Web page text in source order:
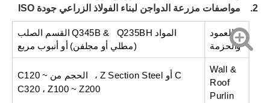
2. مواصفات مزرعة الدواجن لبناء الفولاذ الزراعي جودة ISO
العمود
والحزمة
المواد Q345B & Q235BH القسم الصلب
(مطلي أو مجلفن) أو أنبوب مربع
Wall &
Roof
Purlin
C أو Z Section Steel ، الحجم من C120 ~
C320 ، Z100 ~ Z200